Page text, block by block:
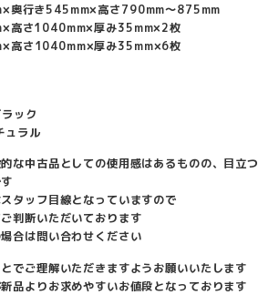
奥行き545mm×高さ790mm～875mm
高さ1040mm×厚み35mm×2枚
厚み35mm×6枚
ック
ラル
な中古品としての使用感はあるものの、目立つ
タッフ目線となっていますので
判断いただいております
合は問い合わせください
でご理解いただきますようお願いいたします
品よりお求めやすいお値段となっております